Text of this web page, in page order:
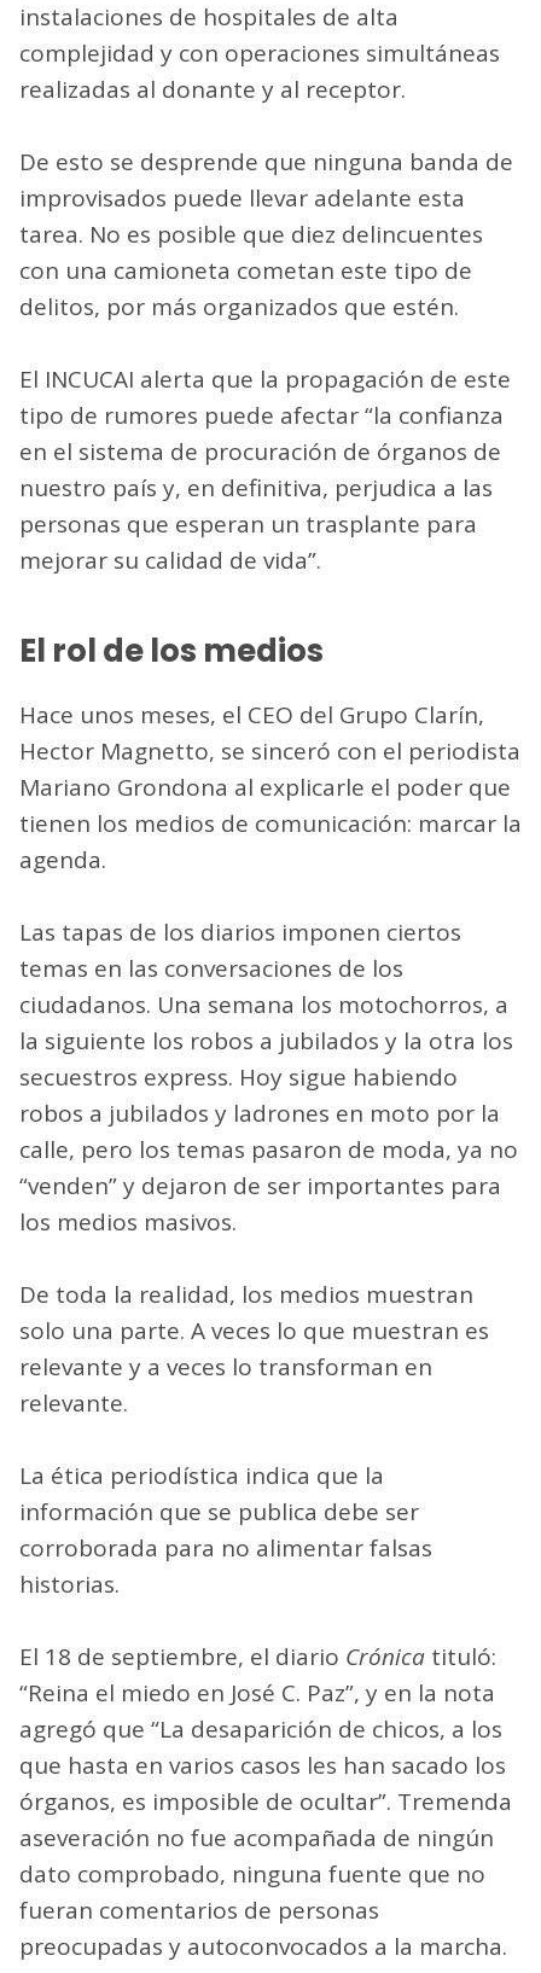
instalaciones de hospitales de alta
complejidad y con operaciones simultáneas
realizadas al donante y al receptor.
De esto se desprende que ninguna banda de
improvisados puede llevar adelante esta
tarea. No es posible que diez delincuentes
con una camioneta cometan este tipo de
delitos, por más organizados que estén.
El INCUCAI alerta que la propagación de este
tipo de rumores puede afectar “la confianza
en el sistema de procuración de órganos de
nuestro país y, en definitiva, perjudica a las
personas que esperan un trasplante para
mejorar su calidad de vida”.
El rol de los medios
Hace unos meses, el CEO del Grupo Clarín,
Hector Magnetto, se sinceró con el periodista
Mariano Grondona al explicarle el poder que
tienen los medios de comunicación: marcar la
agenda.
Las tapas de los diarios imponen ciertos
temas en las conversaciones de los
ciudadanos. Una semana los motochorros, a
la siguiente los robos a jubilados y la otra los
secuestros express. Hoy sigue habiendo
robos a jubilados y ladrones en moto por la
calle, pero los temas pasaron de moda, ya no
“venden” y dejaron de ser importantes para
los medios masivos.
De toda la realidad, los medios muestran
solo una parte. A veces lo que muestran es
relevante y a veces lo transforman en
relevante.
La ética periodística indica que la
información que se publica debe ser
corroborada para no alimentar falsas
historias.
El 18 de septiembre, el diario Crónica tituló:
“Reina el miedo en José C. Paz”, y en la nota
agregó que “La desaparición de chicos, a los
que hasta en varios casos les han sacado los
órganos, es imposible de ocultar”. Tremenda
aseveración no fue acompañada de ningún
dato comprobado, ninguna fuente que no
fueran comentarios de personas
preocupadas y autoconvocados a la marcha.